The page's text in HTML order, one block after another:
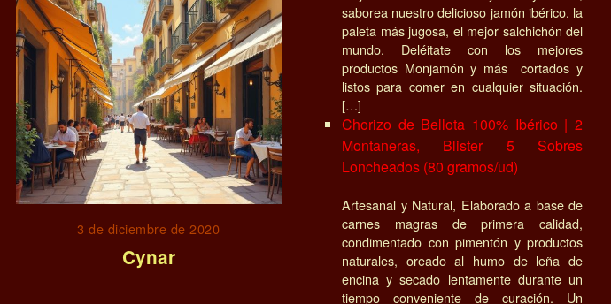
3 de diciembre de 2020
Cynar
saborea nuestro delicioso jamón ibérico, la
paleta más jugosa, el mejor salchichón del
mundo. Deléitate con los mejores
productos Monjamón y más cortados y
listos para comer en cualquier situación.
[…]
Chorizo de Bellota 100% Ibérico | 2
Montaneras, Blister 5 Sobres
Loncheados (80 gramos/ud)
Artesanal y Natural, Elaborado a base de
carnes magras de primera calidad,
condimentado con pimentón y productos
naturales, oreado al humo de leña de
encina y secado lentamente durante un
tiempo conveniente de curación. Un